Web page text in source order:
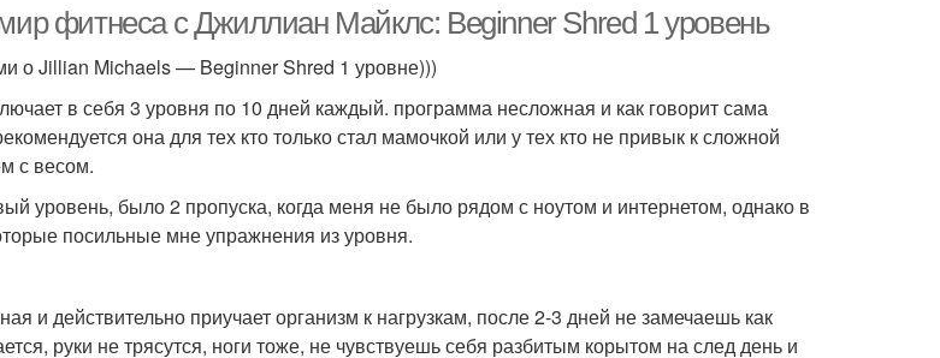
фитнеса с Джиллиан Майклс: Beginner Shred 1 уровень
о Jillian Michaels — Beginner Shred 1 уровне)))
в себя 3 уровня по 10 дней каждый. программа несложная и как говорит сама
она для тех кто только стал мамочкой или у тех кто не привык к сложной
с весом.
уровень, было 2 пропуска, когда меня не было рядом с ноутом и интернетом, однако в
посильные мне упражнения из уровня.
и действительно приучает организм к нагрузкам, после 2-3 дней не замечаешь как
руки не трясутся, ноги тоже, не чувствуешь себя разбитым корытом на след день и